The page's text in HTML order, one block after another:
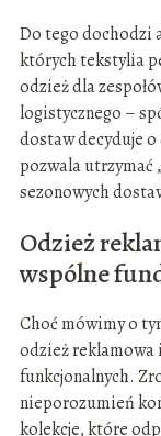
Do tego dochodzi
których tekstylia
odzież dla
logistycznego –
dostaw decyduje
pozwala utrzymać
sezonowych
Odzież
wspólne
Choć mówimy o
odzież reklamowa
funkcjonalnych.
nieporozumień
kolekcje, które